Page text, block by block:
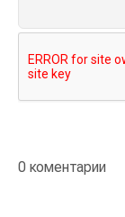
0 коментарии